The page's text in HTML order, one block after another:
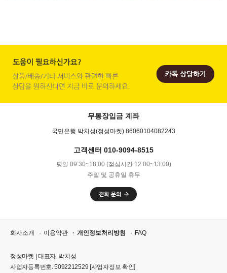
무통장입금 계좌
국민은행 박치성(정성마켓) 86060104082243
고객센터 010-9094-8515
평일 09:30~18:00 (점심시간 12:00~13:00)
주말 및 공휴일 휴무
회사소개 이용약관 개인정보처리방침 FAQ
정성마켓 | 대표자. 박치성
사업자등록번호. 5092212529 [사업자정보 확인]